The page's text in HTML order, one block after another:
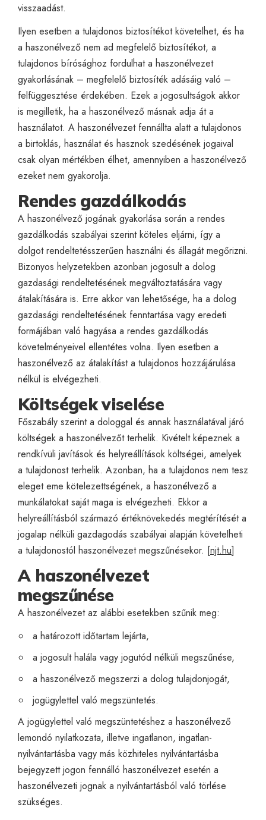
visszaadást.
Ilyen esetben a tulajdonos biztosítékot követelhet, és ha
a haszonélvező nem ad megfelelő biztosítékot, a
tulajdonos bírósághoz fordulhat a haszonélvezet
gyakorlásának – megfelelő biztosíték adásáig való –
felfüggesztése érdekében. Ezek a jogosultságok akkor
is megilletik, ha a haszonélvező másnak adja át a
használatot. A haszonélvezet fennállta alatt a tulajdonos
a birtoklás, használat és hasznok szedésének jogaival
csak olyan mértékben élhet, amennyiben a haszonélvező
ezeket nem gyakorolja.
Rendes gazdálkodás
A haszonélvező jogának gyakorlása során a rendes
gazdálkodás szabályai szerint köteles eljárni, így a
dolgot rendeltetésszerűen használni és állagát megőrizni.
Bizonyos helyzetekben azonban jogosult a dolog
gazdasági rendeltetésének megváltoztatására vagy
átalakítására is. Erre akkor van lehetősége, ha a dolog
gazdasági rendeltetésének fenntartása vagy eredeti
formájában való hagyása a rendes gazdálkodás
követelményeivel ellentétes volna. Ilyen esetben a
haszonélvező az átalakítást a tulajdonos hozzájárulása
nélkül is elvégezheti.
Költségek viselése
Főszabály szerint a dologgal és annak használatával járó
költségek a haszonélvezőt terhelik. Kivételt képeznek a
rendkívüli javítások és helyreállítások költségei, amelyek
a tulajdonost terhelik. Azonban, ha a tulajdonos nem tesz
eleget eme kötelezettségének, a haszonélvező a
munkálatokat saját maga is elvégezheti. Ekkor a
helyreállításból származó értéknövekedés megtérítését a
jogalap nélküli gazdagodás szabályai alapján követelheti
a tulajdonostól haszonélvezet megszűnésekor. [njt.hu]
A haszonélvezet
megszűnése
A haszonélvezet az alábbi esetekben szűnik meg:
a határozott időtartam lejárta,
a jogosult halála vagy jogutód nélküli megszűnése,
a haszonélvező megszerzi a dolog tulajdonjogát,
jogügylettel való megszüntetés.
A jogügylettel való megszüntetéshez a haszonélvező
lemondó nyilatkozata, illetve ingatlanon, ingatlan-
nyilvántartásba vagy más közhiteles nyilvántartásba
bejegyzett jogon fennálló haszonélvezet esetén a
haszonélvezeti jognak a nyilvántartásból való törlése
szükséges.